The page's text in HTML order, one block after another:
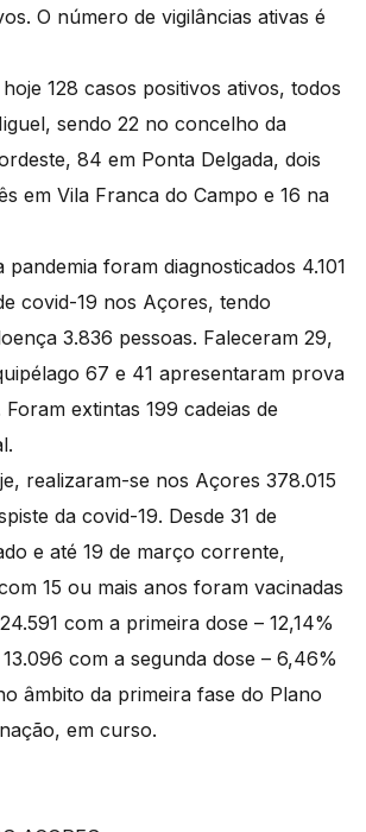
O número de vigilâncias ativas é
128 casos positivos ativos, todos
sendo 22 no concelho da
84 em Ponta Delgada, dois
em Vila Franca do Campo e 16 na
pandemia foram diagnosticados 4.101
covid-19 nos Açores, tendo
3.836 pessoas. Faleceram 29,
67 e 41 apresentaram prova
extintas 199 cadeias de
realizaram-se nos Açores 378.015
da covid-19. Desde 31 de
e até 19 de março corrente,
15 ou mais anos foram vacinadas
com a primeira dose – 12,14%
com a segunda dose – 6,46%
âmbito da primeira fase do Plano
em curso.